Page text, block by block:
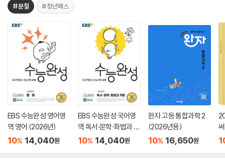
#분철 #청년패스
EBS 수능완성 영어영
역 영어 (2026년)
10% 14,040원
EBS 수능완성 국어영
역 독서·문학·화법과 작
문 (2026년)
10% 14,040원
완자 고등 통합과학 2
(2026년용)
10% 16,650원
서